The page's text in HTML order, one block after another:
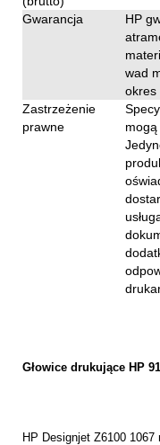
Gwarancja
HP
wad
okres
Zastrzeżenie
prawne
mogą
Głowice drukujące HP
HP Designjet Z6100 1067